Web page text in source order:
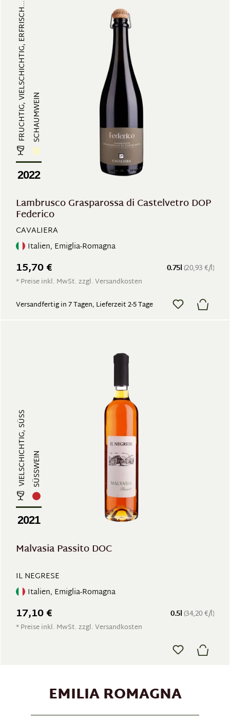
FRUCHTIG, VIELSCHICHTIG, ERFRISCH...SCHAUMWEIN
2022
Lambrusco Grasparossa di Castelvetro DOP
Federico
CAVALIERA
Italien, Emiglia-Romagna
0.75l (20,93 €/l)
15,70 €
* Preise inkl. MwSt. zzgl. Versandkosten
Versandfertig in 7 Tagen, Lieferzeit 2-5 Tage
VIELSCHICHTIG, SÜSSSÜSSWEIN
2021
Malvasia Passito DOC
IL NEGRESE
Italien, Emiglia-Romagna
0.5l (34,20 €/l)
17,10 €
* Preise inkl. MwSt. zzgl. Versandkosten
EMILIA ROMAGNA